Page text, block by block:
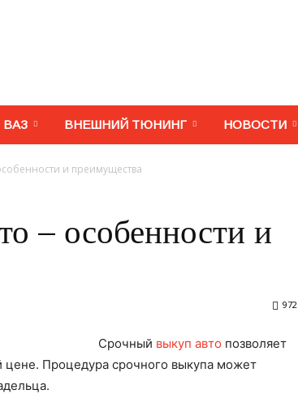
МегаВАЗ.
ВАЗ ВНЕШНИЙ ТЮНИНГ НОВОСТИ
и преимущества
– особенности и
972
Срочный выкуп авто позволяет
цене. Процедура срочного выкупа может